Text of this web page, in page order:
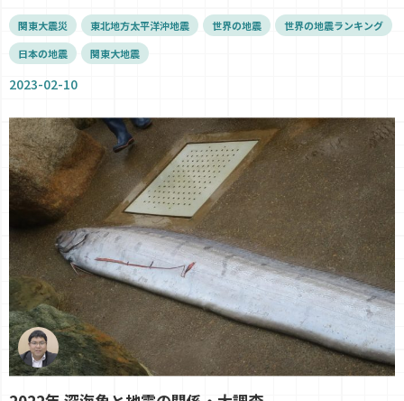
関東大震災 東北地方太平洋沖地震 世界の地震
世界の地震ランキング
日本の地震
関東大地震
2023-02-10